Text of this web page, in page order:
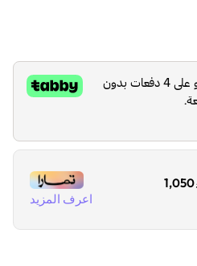
1,050
اعرف المزيد